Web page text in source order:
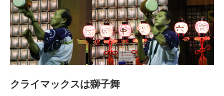
クライマックスは獅子舞